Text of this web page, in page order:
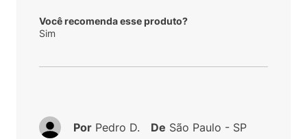
Você recomenda esse produto?
Sim
Por Pedro D. De São Paulo - SP